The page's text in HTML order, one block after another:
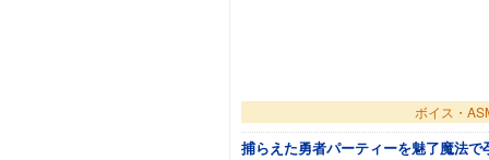
ボイス・
捕らえた勇者パーティーを魅了魔法